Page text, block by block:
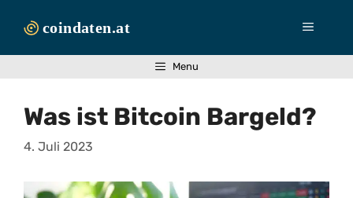
Inhalt
Menü
Menu
Was ist Bitcoin Bargeld?
4. Juli 2023